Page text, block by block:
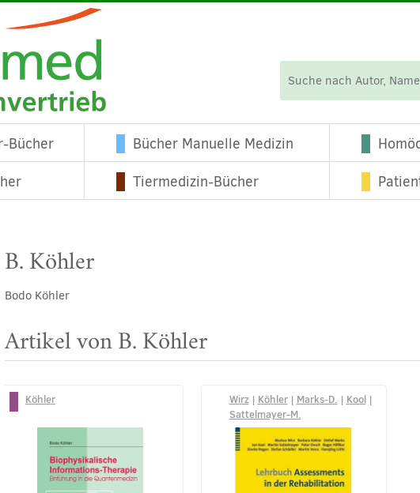
Bücher Bücher Manuelle Medizin
Tiermedizin-Bücher
B. Köhler
Bodo Köhler
Artikel von B. Köhler
Köhler Wirz| Köhler| Marks-D. | Kool|
Sattelmayer-M.